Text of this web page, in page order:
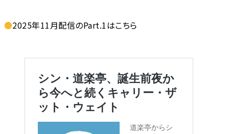
●2025年11月配信のPart.1はこちら